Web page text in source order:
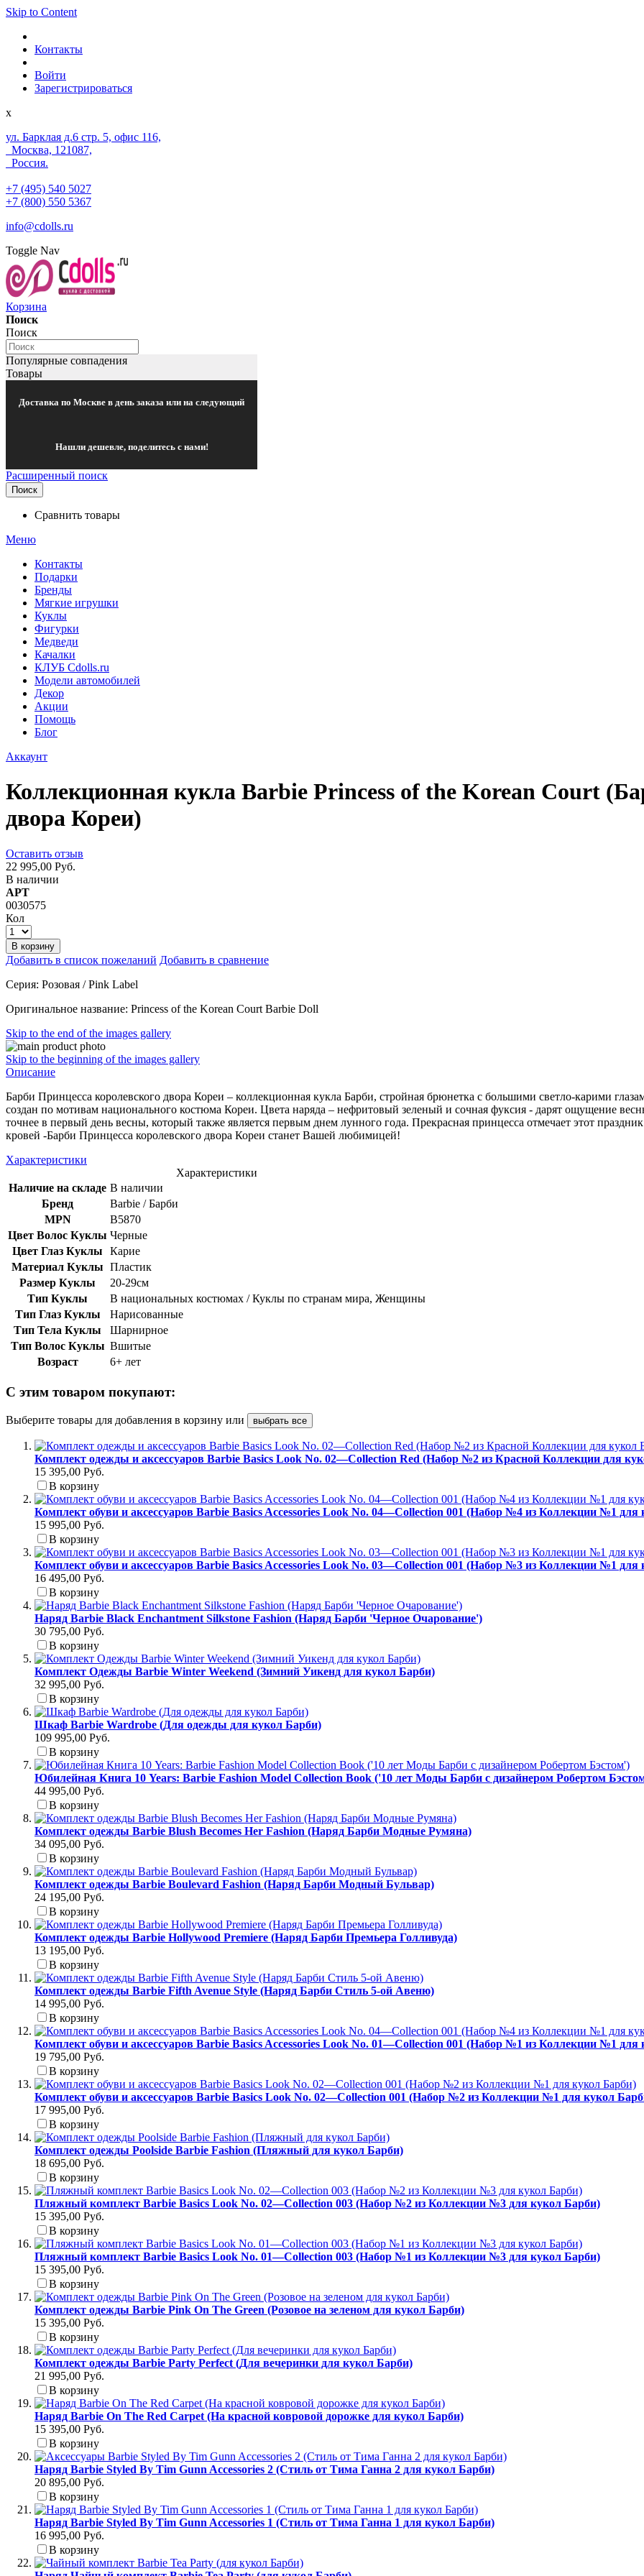
Skip to Content
Контакты
Войти
Зарегистрироваться
x
ул. Барклая д.6 стр. 5, офис 116,
Москва, 121087,
Россия.
+7 (495) 540 5027
+7 (800) 550 5367
info@cdolls.ru
Toggle Nav
Корзина
Поиск
Поиск
Популярные совпадения
Товары
Доставка по Москве в день заказа или на следующий
Нашли дешевле, поделитесь с нами!
Расширенный поиск
Поиск
Сравнить товары
Меню
Контакты
Подарки
Бренды
Мягкие игрушки
Куклы
Фигурки
Медведи
Качалки
КЛУБ Cdolls.ru
Модели автомобилей
Декор
Акции
Помощь
Блог
Аккаунт
Коллекционная кукла Barbie Princess of the Korean Court
двора Кореи)
Оставить отзыв
22 995,00 Руб.
В наличии
АРТ
0030575
Кол
В корзину
Добавить в список пожеланий Добавить в сравнение
Серия: Розовая / Pink Label
Оригинальное название: Princess of the Korean Court Barbie Doll
Skip to the end of the images gallery
Skip to the beginning of the images gallery
Описание
Барби Принцесса королевского двора Кореи – коллекционная кукла Барби, стройная брюнетка с большими светло-карими
создан по мотивам национального костюма Кореи. Цвета наряда – нефритовый зеленый и сочная фуксия - дарят ощущение
точнее в первый день весны, который также является первым днем лунного года. Прекрасная принцесса отмечает этот
кровей -Барби Принцесса королевского двора Кореи станет Вашей любимицей!
Характеристики
Характеристики
Наличие на складе В наличии
Бренд
Barbie / Барби
MPN
B5870
Цвет Волос Куклы Черные
Цвет Глаз Куклы
Карие
Материал Куклы Пластик
Размер Куклы
20-29см
Тип Куклы
В национальных костюмах / Куклы по странам мира, Женщины
Тип Глаз Куклы
Нарисованные
Тип Тела Куклы
Шарнирное
Тип Волос Куклы Вшитые
Возраст
6+ лет
С этим товаром покупают:
Выберите товары для добавления в корзину или выбрать все
Комплект одежды и аксессуаров Barbie Basics Look No. 02—Collection Red (Набор №2 из Красной Коллекции для
15 395,00 Руб.
В корзину
Комплект обуви и аксессуаров Barbie Basics Accessories Look No. 04—Collection 001 (Набор №4 из Коллекции №1 для
15 995,00 Руб.
В корзину
Комплект обуви и аксессуаров Barbie Basics Accessories Look No. 03—Collection 001 (Набор №3 из Коллекции №1 для
16 495,00 Руб.
В корзину
Наряд Barbie Black Enchantment Silkstone Fashion (Наряд Барби 'Черное Очарование')
30 795,00 Руб.
В корзину
Комплект Одежды Barbie Winter Weekend (Зимний Уикенд для кукол Барби)
32 995,00 Руб.
В корзину
Шкаф Barbie Wardrobe (Для одежды для кукол Барби)
109 995,00 Руб.
В корзину
Юбилейная Книга 10 Years: Barbie Fashion Model Collection Book ('10 лет Моды Барби с дизайнером Робертом
44 995,00 Руб.
В корзину
Комплект одежды Barbie Blush Becomes Her Fashion (Наряд Барби Модные Румяна)
34 095,00 Руб.
В корзину
Комплект одежды Barbie Boulevard Fashion (Наряд Барби Модный Бульвар)
24 195,00 Руб.
В корзину
Комплект одежды Barbie Hollywood Premiere (Наряд Барби Премьера Голливуда)
13 195,00 Руб.
В корзину
Комплект одежды Barbie Fifth Avenue Style (Наряд Барби Стиль 5-ой Авеню)
14 995,00 Руб.
В корзину
Комплект обуви и аксессуаров Barbie Basics Accessories Look No. 01—Collection 001 (Набор №1 из Коллекции №1 для
19 795,00 Руб.
В корзину
Комплект обуви и аксессуаров Barbie Basics Look No. 02—Collection 001 (Набор №2 из Коллекции №1 для кукол
17 995,00 Руб.
В корзину
Комплект одежды Poolside Barbie Fashion (Пляжный для кукол Барби)
18 695,00 Руб.
В корзину
Пляжный комплект Barbie Basics Look No. 02—Collection 003 (Набор №2 из Коллекции №3 для кукол Барби)
15 395,00 Руб.
В корзину
Пляжный комплект Barbie Basics Look No. 01—Collection 003 (Набор №1 из Коллекции №3 для кукол Барби)
15 395,00 Руб.
В корзину
Комплект одежды Barbie Pink On The Green (Розовое на зеленом для кукол Барби)
15 395,00 Руб.
В корзину
Комплект одежды Barbie Party Perfect (Для вечеринки для кукол Барби)
21 995,00 Руб.
В корзину
Наряд Barbie On The Red Carpet (На красной ковровой дорожке для кукол Барби)
15 395,00 Руб.
В корзину
Наряд Barbie Styled By Tim Gunn Accessories 2 (Стиль от Тима Ганна 2 для кукол Барби)
20 895,00 Руб.
В корзину
Наряд Barbie Styled By Tim Gunn Accessories 1 (Стиль от Тима Ганна 1 для кукол Барби)
16 995,00 Руб.
В корзину